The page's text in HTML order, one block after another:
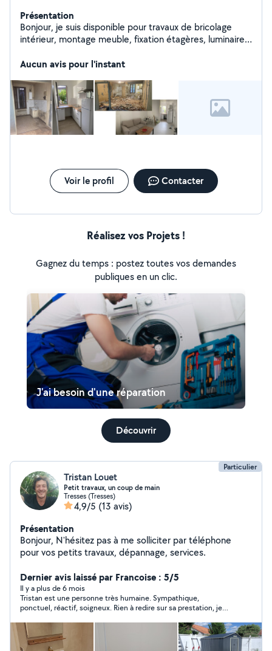
Présentation
Bonjour, je suis disponible pour travaux de bricolage
intérieur, montage meuble, fixation étagères, luminaires,
Diagnostique Electroménager, "Karcherisassion" de
services rendus, une formation Darty SAV
Electroménager. L'aménagement domestique n'a plus
(trop) de secret pour moi. Essentiellement sur
Bordeaux Bastide 33100. On peut voir pour élargir le
périmètre...
Aucun avis pour l'instant
Voir le profil Contacter
Réalisez vos Projets !
Gagnez du temps : postez toutes vos demandes
publiques en un clic.
J'ai besoin d'une réparation
Découvrir
Particulier
Tristan Louet
Petit travaux, un coup de main
Tresses (Tresses)
4,9/5 (13 avis)
Présentation
Bonjour, N'hésitez pas à me solliciter par téléphone
pour vos petits travaux, dépannage, services.
Dernier avis laissé par Francoise : 5/5
Il y a plus de 6 mois
Tristan est une personne très humaine. Sympathique,
ponctuel, réactif, soigneux. Rien à redire sur sa prestation, je